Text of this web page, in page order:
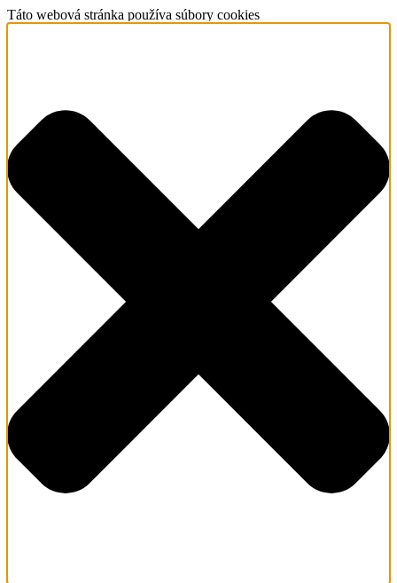
Táto webová stránka používa súbory cookies